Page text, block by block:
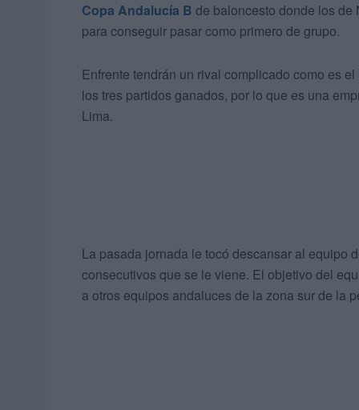
Copa Andalucía B de baloncesto donde los de
para conseguir pasar como primero de grupo.
Enfrente tendrán un rival complicado como es el
los tres partidos ganados, por lo que es una
Lima.
La pasada jornada le tocó descansar al equipo
consecutivos que se le viene. El objetivo del
a otros equipos andaluces de la zona sur de la